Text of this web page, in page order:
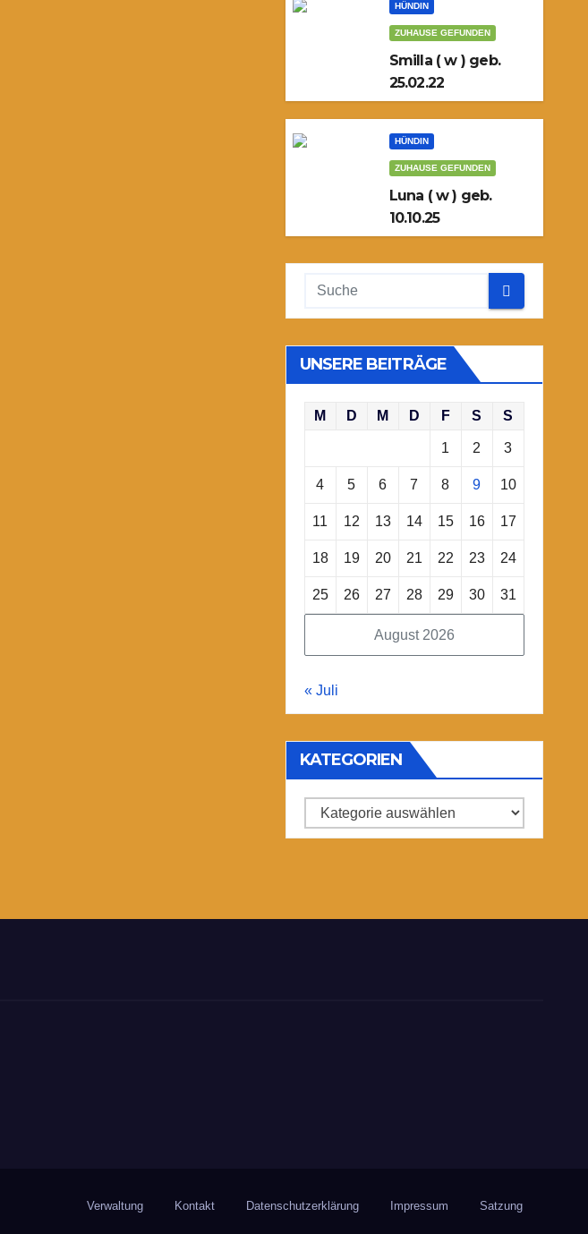
HÜNDIN
ZUHAUSE GEFUNDEN
Smilla ( w ) geb.
25.02.22
HÜNDIN
ZUHAUSE GEFUNDEN
Luna ( w ) geb.
10.10.25
UNSERE BEITRÄGE
August 2026
M D M D F S S
1 2 3
4 5 6 7 8 9 10
11 12 13 14 15 16 17
18 19 20 21 22 23 24
25 26 27 28 29 30 31
« Juli
KATEGORIEN
Kategorien
Verwaltung Kontakt Datenschutzerklärung Impressum Satzung